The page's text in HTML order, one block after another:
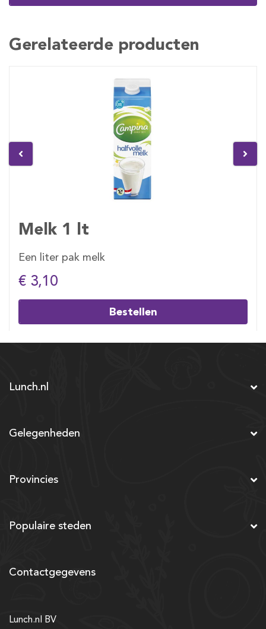
Gerelateerde producten
Melk 1 lt
Een liter pak melk
€ 3,10
Bestellen
Lunch.nl
Gelegenheden
Provincies
Populaire steden
Contactgegevens
Lunch.nl BV